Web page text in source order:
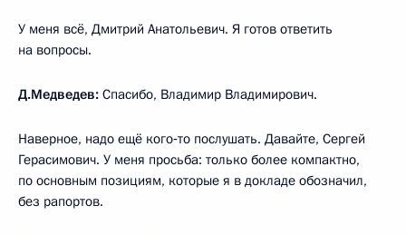
У меня всё, Дмитрий Анатольевич. Я готов ответить
на вопросы.
Д.Медведев: Спасибо, Владимир Владимирович.
Наверное, надо ещё кого‑то послушать. Давайте, Сергей
Герасимович. У меня просьба: только более компактно,
по основным позициям, которые я в докладе обозначил,
без рапортов.